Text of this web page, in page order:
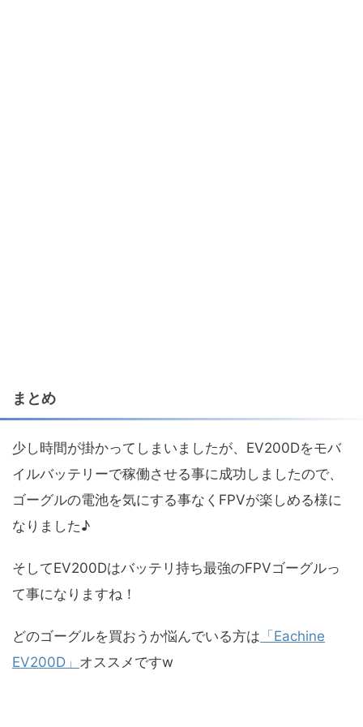
まとめ
少し時間が掛かってしまいましたが、EV200Dをモバ
イルバッテリーで稼働させる事に成功しましたので、
ゴーグルの電池を気にする事なくFPVが楽しめる様に
なりました♪
そしてEV200Dはバッテリ持ち最強のFPVゴーグルっ
て事になりますね！
どのゴーグルを買おうか悩んでいる方は 「Eachine
EV200D」 オススメですw